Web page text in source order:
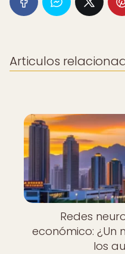
Articulos
Redes
económico: ¿Un
los